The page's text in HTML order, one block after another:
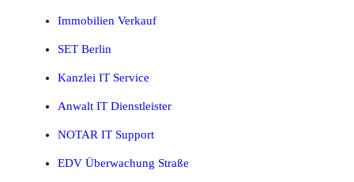
Immobilien Verkauf
SET Berlin
Kanzlei IT Service
Anwalt IT Dienstleister
NOTAR IT Support
EDV Überwachung Straße